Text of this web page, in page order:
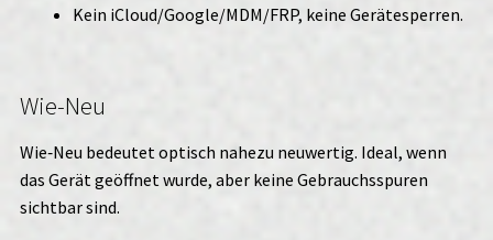
Kein iCloud/Google/MDM/FRP, keine Gerätesperren.
Wie-Neu
Wie‑Neu bedeutet optisch nahezu neuwertig. Ideal, wenn
das Gerät geöffnet wurde, aber keine Gebrauchsspuren
sichtbar sind.